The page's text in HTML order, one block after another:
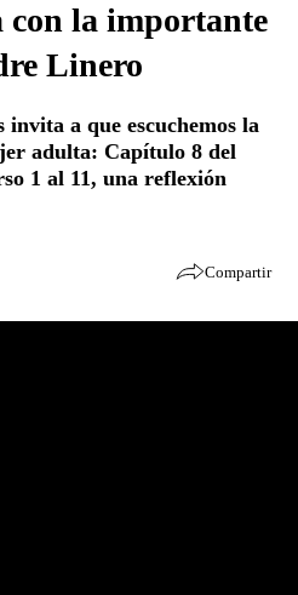
con la importante
Linero
a que escuchemos la
adulta: Capítulo 8 del
1 al 11, una reflexión
Compartir